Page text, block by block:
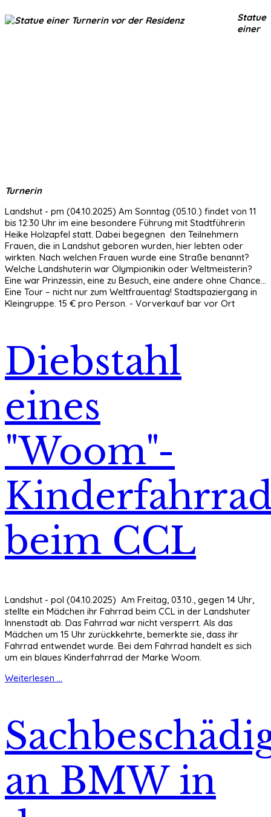
Statue
einer
Turnerin
Landshut - pm (04.10.2025) Am Sonntag (05.10.) findet von 11
bis 12:30 Uhr im eine besondere Führung mit Stadtführerin
Heike Holzapfel statt. Dabei begegnen den Teilnehmern
Frauen, die in Landshut geboren wurden, hier lebten oder
wirkten. Nach welchen Frauen wurde eine Straße benannt?
Welche Landshuterin war Olympionikin oder Weltmeisterin?
Eine war Prinzessin, eine zu Besuch, eine andere ohne Chance...
Eine Tour – nicht nur zum Weltfrauentag! Stadtspaziergang in
Kleingruppe. 15 € pro Person. - Vorverkauf bar vor Ort
Diebstahl
eines
"Woom"-
beim CCL
Landshut - pol (04.10.2025) Am Freitag, 03.10., gegen 14 Uhr,
stellte ein Mädchen ihr Fahrrad beim CCL in der Landshuter
Innenstadt ab. Das Fahrrad war nicht versperrt. Als das
Mädchen um 15 Uhr zurückkehrte, bemerkte sie, dass ihr
Fahrrad entwendet wurde. Bei dem Fahrrad handelt es sich
um ein blaues Kinderfahrrad der Marke Woom.
Weiterlesen ...
an BMW in